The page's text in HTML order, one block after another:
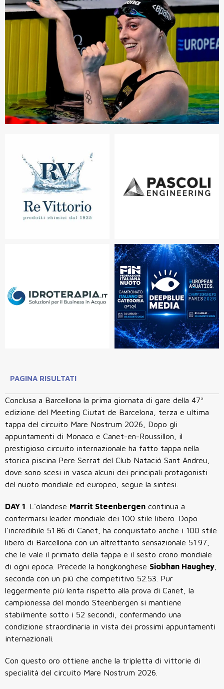
PAGINA RISULTATI
Conclusa a Barcellona la prima giornata di gare della 47ª
edizione del Meeting Ciutat de Barcelona, terza e ultima
tappa del circuito Mare Nostrum 2026, Dopo gli
appuntamenti di Monaco e Canet-en-Roussillon, il
prestigioso circuito internazionale ha fatto tappa nella
storica piscina Pere Serrat del Club Natació Sant Andreu,
dove sono scesi in vasca alcuni dei principali protagonisti
del nuoto mondiale ed europeo, segue la sintesi.
DAY 1 . L'olandese Marrit Steenbergen continua a
confermarsi leader mondiale dei 100 stile libero. Dopo
l'incredibile 51.86 di Canet, ha conquistato anche i 100 stile
libero di Barcellona con un altrettanto sensazionale 51.97,
che le vale il primato della tappa e il sesto crono mondiale
di ogni epoca. Precede la hongkonghese Siobhan Haughey
seconda con un più che competitivo 52.53. Pur
leggermente più lenta rispetto alla prova di Canet, la
campionessa del mondo Steenbergen si mantiene
stabilmente sotto i 52 secondi, confermando una
condizione straordinaria in vista dei prossimi appuntamenti
internazionali.
Con questo oro ottiene anche la tripletta di vittorie di
specialità del circuito Mare Nostrum 2026.